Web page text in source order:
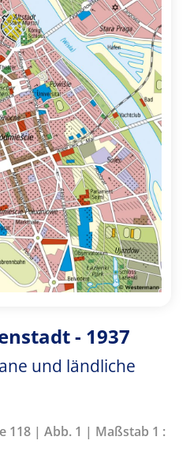
- 1937
und ländliche
118 | Abb. 1 | Maßstab 1 :